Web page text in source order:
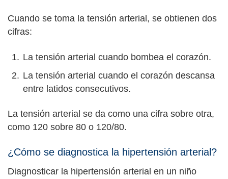
Cuando se toma la tensión arterial, se obtienen dos
cifras:
La tensión arterial cuando bombea el corazón.
La tensión arterial cuando el corazón descansa
entre latidos consecutivos.
La tensión arterial se da como una cifra sobre otra,
como 120 sobre 80 o 120/80.
¿Cómo se diagnostica la hipertensión arterial?
Diagnosticar la hipertensión arterial en un niño